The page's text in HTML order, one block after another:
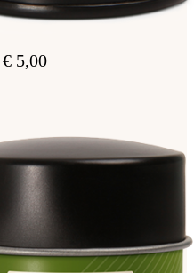
€ 5,00